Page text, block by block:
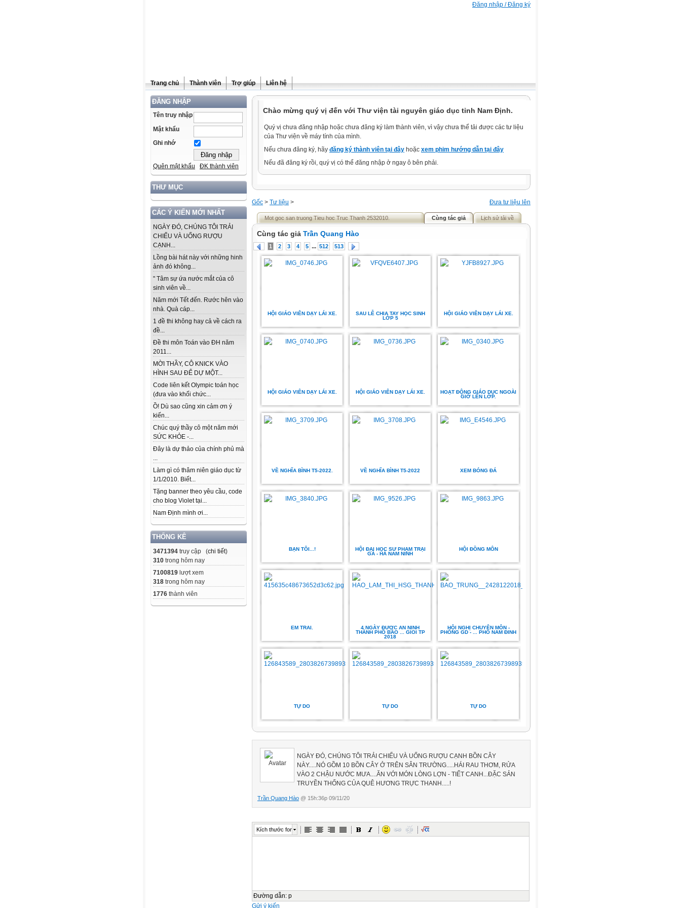
Đăng nhập / Đăng ký
Trang chủ Thành viên Trợ giúp Liên hệ
ĐĂNG NHẬP
Tên truy nhập
Mật khẩu
Ghi nhớ
Quên mật khẩu ĐK thành viên
THƯ MỤC
CÁC Ý KIẾN MỚI NHẤT
NGÀY ĐÓ, CHÚNG TÔI TRẢI
CHIẾU VÀ UỐNG RƯỢU
CẠNH...
Lồng bài hát này với những hinh
ảnh đó không...
" Tâm sự ứa nước mắt của cô
sinh viên về...
Năm mới Tết đến. Rước hên vào
nhà. Quà cáp...
1 đề thi không hay cả về cách ra
đề...
Đề thi môn Toán vào ĐH năm
2011...
MỜI THẦY, CÔ KNICK VÀO
HÌNH SAU ĐỂ DỰ MỘT...
Code liên kết Olympic toán học
(đưa vào khối chức...
Ồ! Dù sao cũng xin cảm ơn ý
kiến...
Chúc quý thầy cô một năm mới
SỨC KHỎE -...
Đây là dự thảo của chính phủ mà
...
Làm gì có thâm niên giáo dục từ
1/1/2010. Biết...
Tặng banner theo yêu cầu, code
cho blog Violet tại...
Nam Định mình ơi...
THỐNG KÊ
3471394 truy cập (chi tiết)
310 trong hôm nay
7100819 lượt xem
318 trong hôm nay
1776 thành viên
Chào mừng quý vị đến với Thư viện tài nguyên giáo dục tỉnh Nam Định.
Quý vị chưa đăng nhập hoặc chưa đăng ký làm thành viên, vì vậy chưa thể tải được các tư liệu
của Thư viện về máy tính của mình.
Nếu chưa đăng ký, hãy đăng ký thành viên tại đây hoặc xem phim hướng dẫn tại đây
Nếu đã đăng ký rồi, quý vị có thể đăng nhập ở ngay ô bên phải.
Đưa tư liệu lên
Gốc > Tư liệu >
Mot goc san truong Tieu hoc Truc Thanh 2532010. Cùng tác giả Lịch sử tải về
Cùng tác giả Trần Quang Hào
1 2 3 4 5 ... 512 513
HỘI GIÁO VIÊN DẠY LÁI XE.
SAU LỄ CHIA TAY HỌC SINH
LỚP 5
HỘI GIÁO VIÊN DẠY LÁI XE.
HỘI GIÁO VIÊN DẠY LÁI XE. HỘI GIÁO VIÊN DẠY LÁI XE.
HOẠT ĐỘNG GIÁO DỤC NGOÀI
GIỜ LÊN LỚP.
VỀ NGHĨA BÌNH T5-2022. VỀ NGHĨA BÌNH T5-2022 XEM BÓNG ĐÁ
BẠN TÔI...!
HỘI ĐẠI HỌC SƯ PHẠM TRẠI
GÀ - HÀ NAM NINH
HỘI ĐỒNG MÔN
EM TRAI.
4 NGÀY ĐƯỢC AN NINH
THÀNH PHÔ BẢO ... GIOI TP
2018
HỘI NGHỊ CHUYÊN MÔN -
PHÒNG GD - ... PHỐ NAM ĐINH
TỰ DO TỰ DO TỰ DO
NGÀY ĐÓ, CHÚNG TÔI TRẢI CHIẾU VÀ UỐNG RƯỢU CẠNH BỒN CÂY
NÀY.....NÓ GỒM 10 BỒN CÂY Ở TRÊN SÂN TRƯỜNG.....HÁI RAU THƠM, RỬA
VÀO 2 CHẬU NƯỚC MƯA....ĂN VỚI MÓN LÒNG LỢN - TIẾT CANH...ĐẶC SẢN
TRUYỀN THỐNG CỦA QUÊ HƯƠNG TRỰC THANH.....!
Trần Quang Hào @ 15h:36p 09/11/20
Kích thước font
Đường dẫn: p
Gửi ý kiến